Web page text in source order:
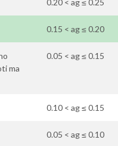
0.20 < ag ≤ 0.25
0.15 < ag ≤ 0.20
ma
0.05 < ag ≤ 0.15
0.10 < ag ≤ 0.15
0.05 < ag ≤ 0.10